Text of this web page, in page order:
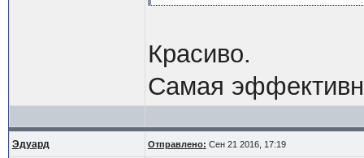
Красиво.
Самая
Эдуард Отправлено: Сен 21 2016, 17:19